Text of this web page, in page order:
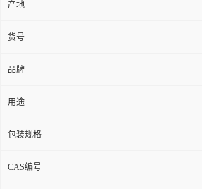
产地
货号
品牌
用途
包装规格
CAS编号